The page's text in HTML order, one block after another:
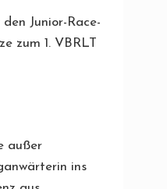
Junior-Race-
zum 1. VBRLT
außer
ins